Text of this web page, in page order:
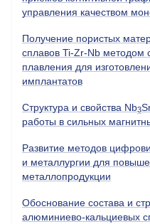
управления качеством
Получение пористых
сплавов Ti-Zr-Nb методом
плавления для
имплантатов
Структура и свойства Nb3
работы в сильных
Развитие методов
и металлургии для
металлопродукции
Обоснование состава и
алюминиево-кальциевых